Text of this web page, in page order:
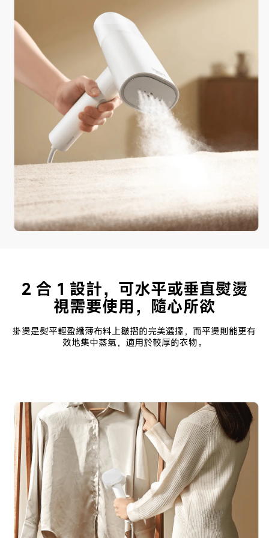
視需要使用，隨心所欲
掛燙是熨平輕盈纖薄布料上皺摺的完美選擇，而平燙則能更有
效地集中蒸氣，適用於較厚的衣物。